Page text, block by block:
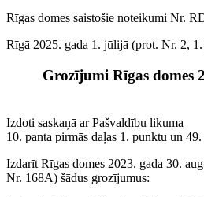
Rīgas domes saistošie noteikumi Nr.
Rīgā 2025. gada 1. jūlijā (prot. Nr. 2,
Grozījumi Rīgas domes
Izdoti saskaņā ar Pašvaldību likuma
10. panta pirmās daļas 1. punktu un
Izdarīt Rīgas domes 2023. gada 30.
Nr. 168A) šādus grozījumus: